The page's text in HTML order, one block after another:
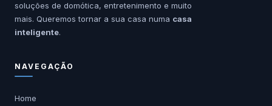
soluções de domótica, entretenimento e muito
mais. Queremos tornar a sua casa numa casa
inteligente.
NAVEGAÇÃO
Home